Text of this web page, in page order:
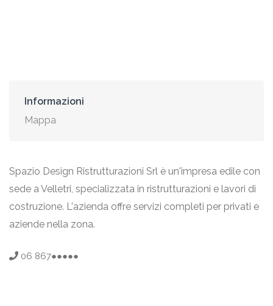
Informazioni
Mappa
Spazio Design Ristrutturazioni Srl è un'impresa edile con
sede a Velletri, specializzata in ristrutturazioni e lavori di
costruzione. L'azienda offre servizi completi per privati e
aziende nella zona.
06 867●●●●●